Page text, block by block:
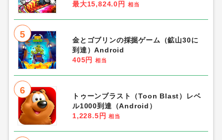
最大15,824.0円
相当
5
金とゴブリンの採掘ゲーム（鉱山30に
到達）Android
405円
相当
6
トゥーンブラスト（Toon Blast）レベ
ル1000到達（Android）
1,228.5円
相当